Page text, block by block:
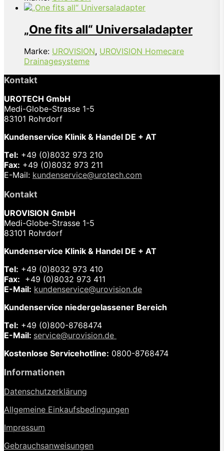
„One fits all“ Universaladapter
Marke: UROVISION, UROVISION Homecare
Drainagesysteme
Kontakt
UROTECH GmbH
Medi-Globe-Strasse 1-5
83101 Rohrdorf
Kundenservice Klinik & Handel DE + AT
Tel: +49 (0)8032 973 210
Fax: +49 (0)8032 973 211
E-Mail: kundenservice@urotech.com
Kontakt
UROVISION GmbH
Medi-Globe-Strasse 1-5
83101 Rohrdorf
Kundenservice Klinik & Handel DE + AT
Tel: +49 (0)8032 973 410
Fax: +49 (0)8032 973 411
E-Mail: kundenservice@urovision.de
Kundenservice niedergelassener Bereich
Tel: +49 (0)800-8768474
E-Mail: service@urovision.de
Kostenlose Servicehotline: 0800-8768474
Informationen
Datenschutzerklärung
Allgemeine Einkaufsbedingungen
Impressum
Gebrauchsanweisungen